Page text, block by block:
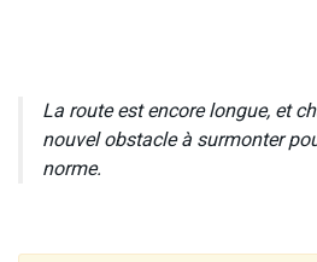
La route est encore longue, et
nouvel obstacle à surmonter
norme.